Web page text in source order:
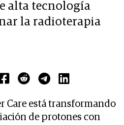
alta tecnología
la radioterapia
Care está transformando
de protones con